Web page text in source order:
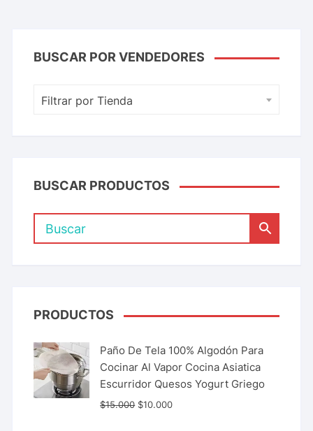
BUSCAR POR VENDEDORES
Filtrar por Tienda
BUSCAR PRODUCTOS
PRODUCTOS
Paño De Tela 100% Algodón Para
Cocinar Al Vapor Cocina Asiatica
Escurridor Quesos Yogurt Griego
$15.000 $10.000